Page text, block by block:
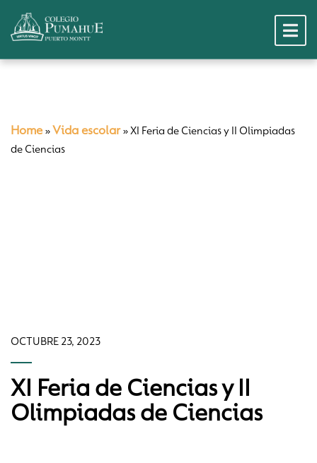
Home » Vida escolar»XI Feria de Ciencias y II Olimpiadas
de Ciencias
OCTUBRE 23, 2023
XI Feria de Ciencias y II
Olimpiadas de Ciencias